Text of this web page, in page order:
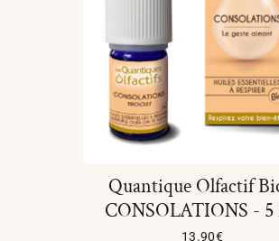
Quantique Olfactif
CONSOLATIONS -
13.90€